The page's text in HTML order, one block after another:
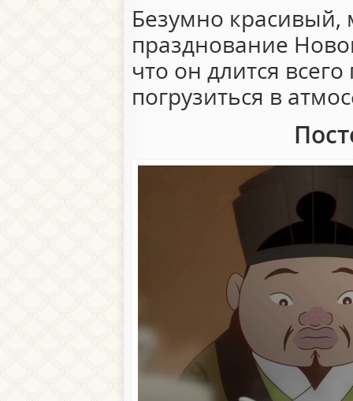
Безумно
празднование
что он длится
погрузиться в